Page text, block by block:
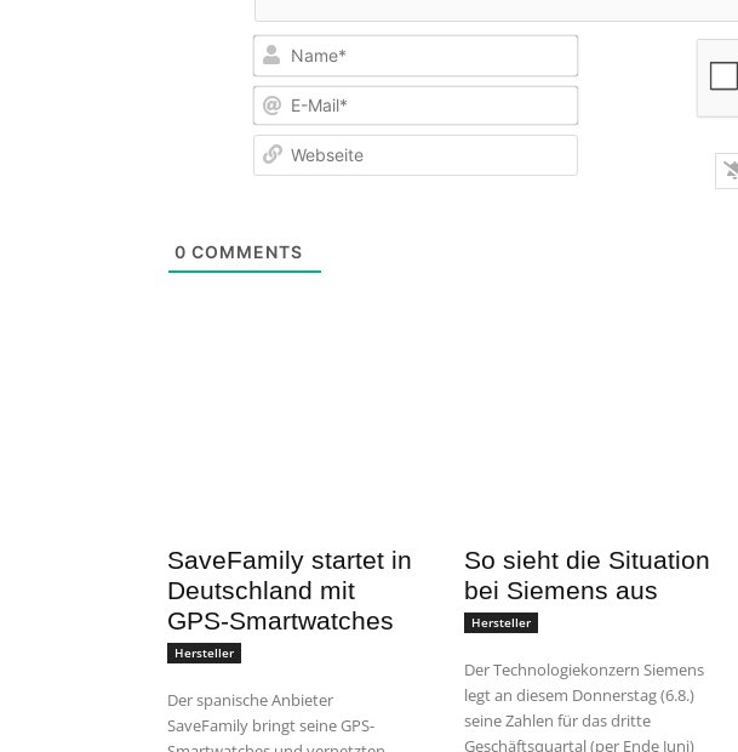
Name*
E-
0 COMMENTS
SaveFamily startet in
Deutschland mit
GPS-Smartwatches
Hersteller
Der spanische Anbieter
SaveFamily bringt seine GPS-
So sieht die Situation
bei Siemens aus
Hersteller
Der Technologiekonzern Siemens
legt an diesem Donnerstag (6.8.)
seine Zahlen für das dritte
Geschäftsquartal (per Ende Juni)